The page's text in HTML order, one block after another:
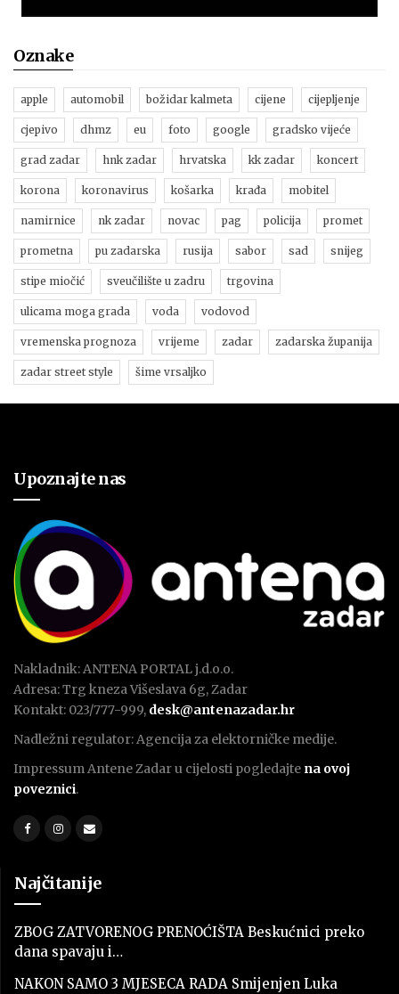
Oznake
apple automobil božidar kalmeta cijene cijepljenje
cjepivo dhmz eu foto google gradsko vijeće
grad zadar hnk zadar hrvatska kk zadar koncert
korona koronavirus košarka krađa mobitel
namirnice nk zadar novac pag policija promet
prometna pu zadarska rusija sabor sad snijeg
stipe miočić sveučilište u zadru trgovina
ulicama moga grada voda vodovod
vremenska prognoza vrijeme zadar zadarska županija
zadar street style šime vrsaljko
Upoznajte nas
Nakladnik: ANTENA PORTAL j.d.o.o.
Adresa: Trg kneza Višeslava 6g, Zadar
Kontakt: 023/777-999, desk@antenazadar.hr
Nadležni regulator: Agencija za elektorničke medije.
Impressum Antene Zadar u cijelosti pogledajte na ovoj
poveznici.
Najčitanije
ZBOG ZATVORENOG PRENOĆIŠTA Beskućnici preko
dana spavaju i…
NAKON SAMO 3 MJESECA RADA Smijenjen Luka